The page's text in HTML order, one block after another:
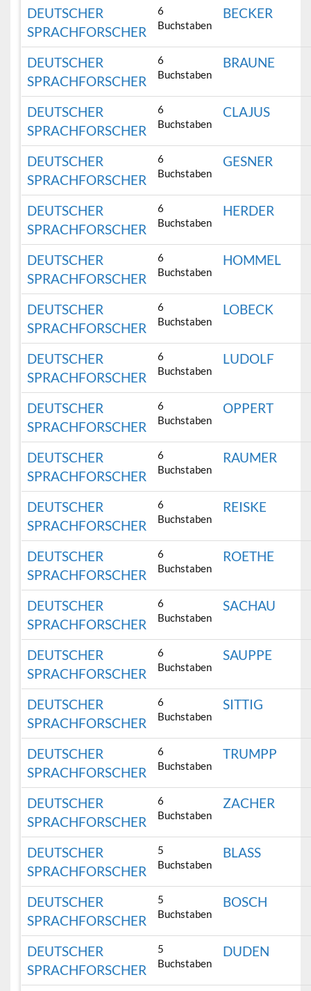
DEUTSCHER
SPRACHFORSCHER
6
Buchstaben
BECKER
DEUTSCHER
SPRACHFORSCHER
6
Buchstaben
BRAUNE
DEUTSCHER
SPRACHFORSCHER
6
Buchstaben
CLAJUS
DEUTSCHER
SPRACHFORSCHER
6
Buchstaben
GESNER
DEUTSCHER
SPRACHFORSCHER
6
Buchstaben
HERDER
DEUTSCHER
SPRACHFORSCHER
6
Buchstaben
HOMMEL
DEUTSCHER
SPRACHFORSCHER
6
Buchstaben
LOBECK
DEUTSCHER
SPRACHFORSCHER
6
Buchstaben
LUDOLF
DEUTSCHER
SPRACHFORSCHER
6
Buchstaben
OPPERT
DEUTSCHER
SPRACHFORSCHER
6
Buchstaben
RAUMER
DEUTSCHER
SPRACHFORSCHER
6
Buchstaben
REISKE
DEUTSCHER
SPRACHFORSCHER
6
Buchstaben
ROETHE
DEUTSCHER
SPRACHFORSCHER
6
Buchstaben
SACHAU
DEUTSCHER
SPRACHFORSCHER
6
Buchstaben
SAUPPE
DEUTSCHER
SPRACHFORSCHER
6
Buchstaben
SITTIG
DEUTSCHER
SPRACHFORSCHER
6
Buchstaben
TRUMPP
DEUTSCHER
SPRACHFORSCHER
6
Buchstaben
ZACHER
DEUTSCHER
SPRACHFORSCHER
5
Buchstaben
BLASS
DEUTSCHER
SPRACHFORSCHER
5
Buchstaben
BOSCH
DEUTSCHER
SPRACHFORSCHER
5
Buchstaben
DUDEN